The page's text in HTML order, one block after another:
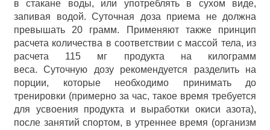
в стакане воды, или употреблять в сухом виде,
запивая водой. Суточная доза приема не должна
превышать 20 грамм. Применяют также принцип
расчета количества в соответствии с массой тела, из
расчета 115 мг продукта на килограмм
веса. Суточную дозу рекомендуется разделить на
порции, которые необходимо принимать до
тренировки (примерно за час, такое время требуется
для усвоения продукта и выработки окиси азота),
после занятий спортом, в утреннее время (организм